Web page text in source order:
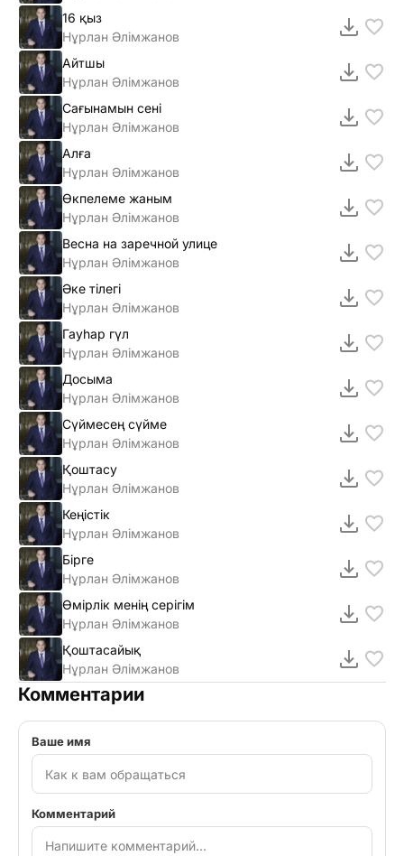
16 қыз
Нұрлан Әлімжанов
Айтшы
Нұрлан Әлімжанов
Сағынамын сені
Нұрлан Әлімжанов
Алға
Нұрлан Әлімжанов
Өкпелеме жаным
Нұрлан Әлімжанов
Весна на заречной улице
Нұрлан Әлімжанов
Әке тілегі
Нұрлан Әлімжанов
Гауһар гүл
Нұрлан Әлімжанов
Досыма
Нұрлан Әлімжанов
Сүймесең сүйме
Нұрлан Әлімжанов
Қоштасу
Нұрлан Әлімжанов
Кеңicтiк
Нұрлан Әлімжанов
Бірге
Нұрлан Әлімжанов
Өмірлік менің серігім
Нұрлан Әлімжанов
Қоштасайық
Нұрлан Әлімжанов
Комментарии
Ваше имя
Комментарий